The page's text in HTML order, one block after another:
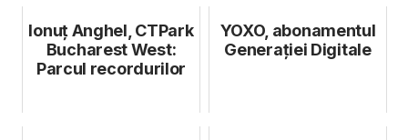
Ionuț Anghel, CTPark
Bucharest West:
Parcul recordurilor
YOXO, abonamentul
Generației Digitale